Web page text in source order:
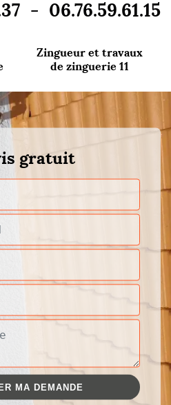
- 06.76.59.61.15
Zingueur et travaux
de zinguerie 11
gratuit